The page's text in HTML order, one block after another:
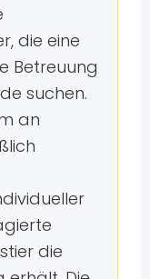
die eine
Betreuung
suchen.
an
die